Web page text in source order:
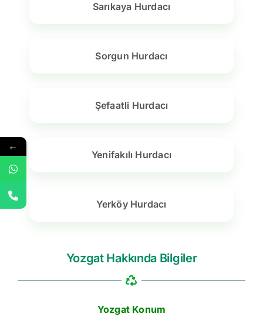
Sarıkaya Hurdacı
Sorgun Hurdacı
Şefaatli Hurdacı
Yenifakılı Hurdacı
Yerköy Hurdacı
Yozgat Hakkında Bilgiler
Yozgat Konum
←